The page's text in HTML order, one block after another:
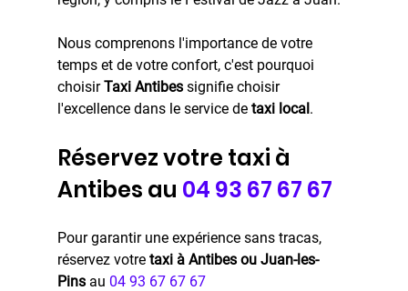
Nous comprenons l'importance de votre
temps et de votre confort, c'est pourquoi
choisir Taxi Antibes signifie choisir
l'excellence dans le service de taxi local.
Réservez votre taxi à
Antibes au 04 93 67 67 67
Pour garantir une expérience sans tracas,
réservez votre taxi à Antibes ou Juan-les-
Pins au 04 93 67 67 67